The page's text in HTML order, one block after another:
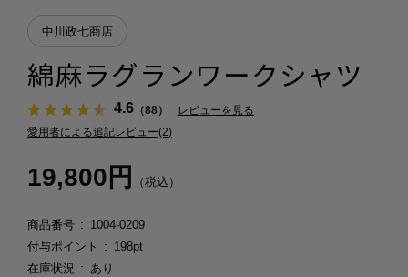
中川政七商店
綿麻ラグランワークシャツ
4.6（88）
レビューを見る
愛用者による追記レビュー(2)
19,800円 （税込）
商品番号
1004-0209
付与ポイント
198pt
在庫状況
あり